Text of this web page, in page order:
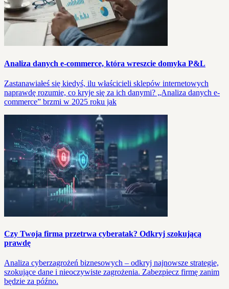
Analiza danych e‑commerce, która wreszcie domyka P&L
Zastanawiałeś się kiedyś, ilu właścicieli sklepów internetowych
naprawdę rozumie, co kryje się za ich danymi? „Analiza danych e-
commerce” brzmi w 2025 roku jak
Czy Twoja firma przetrwa cyberatak? Odkryj szokującą
prawdę
Analiza cyberzagrożeń biznesowych – odkryj najnowsze strategie,
szokujące dane i nieoczywiste zagrożenia. Zabezpiecz firmę zanim
będzie za późno.